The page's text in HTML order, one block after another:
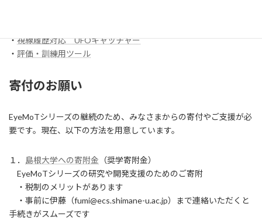
・視線履歴対応 UFOキャッチャー
・ 評価・訓練用ツール
寄付のお願い
EyeMoTシリーズの継続のため、みなさまからの寄付やご支援が必
要です。現在、以下の方法を用意しています。
１． 島根大学への寄附金 （奨学寄附金）
EyeMoTシリーズの研究や開発支援のためのご寄附
・税制のメリットがあります
・事前に伊藤（fumi@ecs.shimane-u.ac.jp）まで連絡いただくと
手続きがスムーズです